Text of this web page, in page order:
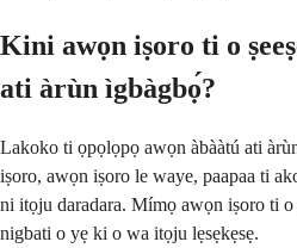
Kini awọn iṣoro ti o
ati àrùn ìgbàgbọ́?
Lakoko ti ọpọlọpọ awọn àbààtú ati
iṣoro, awọn iṣoro le waye, paapaa ti
ni itọju daradara. Mímọ awọn iṣoro ti
nigbati o yẹ ki o wa itọju lẹsẹkẹsẹ.